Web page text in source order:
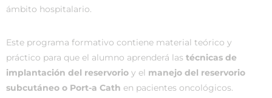
ámbito hospitalario.
Este programa formativo contiene material teórico y
práctico para que el alumno aprenderá las técnicas de
implantación del reservorio y el manejo del reservorio
subcutáneo o Port-a Cath en pacientes oncológicos.